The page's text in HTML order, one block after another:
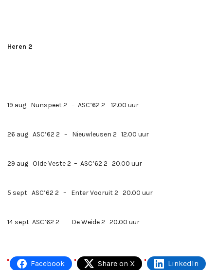
Heren 2
19 aug Nunspeet 2 – ASC’62 2 12.00 uur
26 aug ASC’62 2 – Nieuwleusen 2 12.00 uur
29 aug Olde Veste 2 – ASC’62 2 20.00 uur
5 sept ASC’62 2 – Enter Vooruit 2 20.00 uur
14 sept ASC’62 2 – De Weide 2 20.00 uur
Facebook Share on X LinkedIn